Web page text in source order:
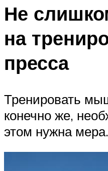
Не
на
пресса
Тренировать
конечно же,
этом нужна мера.